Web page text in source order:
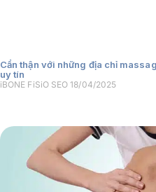
Cẩn thận với những địa chỉ
uy tín
iBONE FiSiO SEO18/04/2025